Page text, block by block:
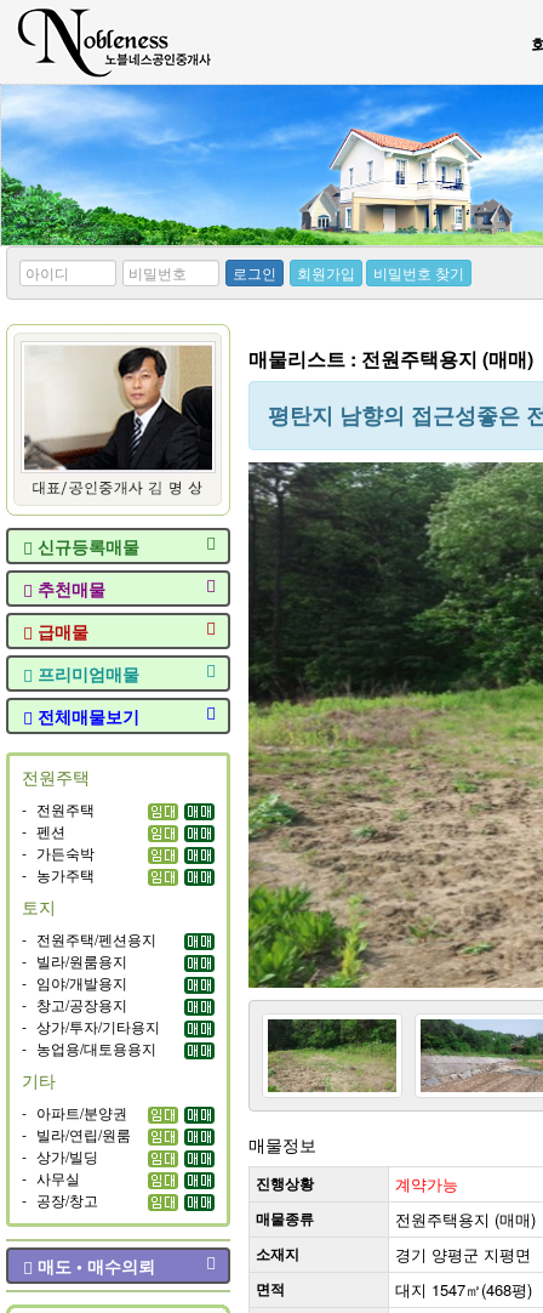
*
아
디
*
비
번
호
로그인 회원가입 비밀번호 찾기
신규등록매물
추천매물
급매물
프리미엄매물
전체매물보기
전원주택
- 전원주택
- 펜션
- 가든숙박
- 농가주택
토지
- 전원주택/펜션용지
- 빌라/원룸용지
- 임야/개발용지
- 창고/공장용지
- 상가/투자/기타용지
- 농업용/대토용용지
기타
- 아파트/분양권
- 빌라/연립/원룸
- 상가/빌딩
- 사무실
- 공장/창고
매도 • 매수의뢰
매물리스트 : 전원주택용지 (매매)
평탄지 남향의 접근성좋은
매물정보
진행상황 계약가능
매물종류 전원주택용지 (매매)
소재지 경기 양평군 지평면
면적 대지 1547㎡(468평)